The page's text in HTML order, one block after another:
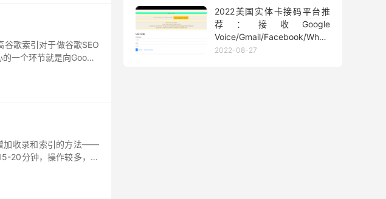
歌索引对于做谷歌SEO
一个环节就是向Google
加收录和索引的方法——
20分钟，操作较多，请
2022美国实体卡接码平台推
荐：接收Google
Voice/Gmail/Facebook/Whatsapp
等短信验证码
2022-08-27